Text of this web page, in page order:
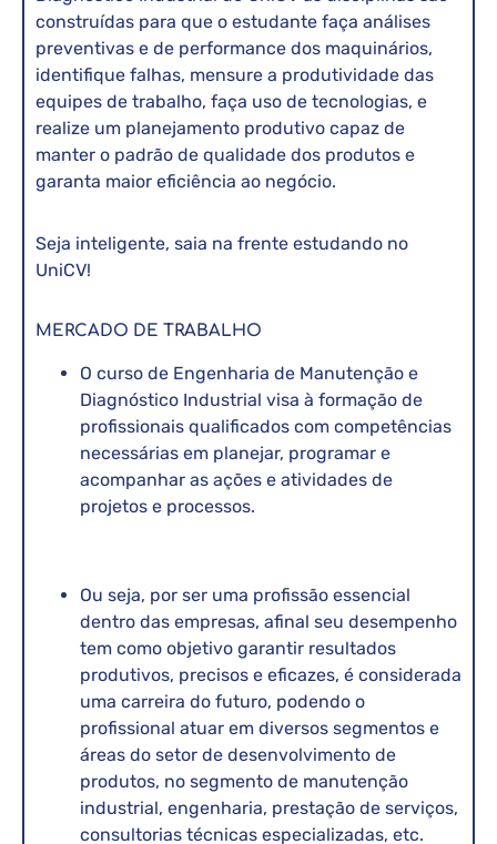
construídas para que o estudante faça análises
preventivas e de performance dos maquinários,
identifique falhas, mensure a produtividade das
equipes de trabalho, faça uso de tecnologias, e
realize um planejamento produtivo capaz de
manter o padrão de qualidade dos produtos e
garanta maior eficiência ao negócio.
Seja inteligente, saia na frente estudando no
UniCV!
MERCADO DE TRABALHO
O curso de Engenharia de Manutenção e
Diagnóstico Industrial visa à formação de
profissionais qualificados com competências
necessárias em planejar, programar e
acompanhar as ações e atividades de
projetos e processos.
Ou seja, por ser uma profissão essencial
dentro das empresas, afinal seu desempenho
tem como objetivo garantir resultados
produtivos, precisos e eficazes, é considerada
uma carreira do futuro, podendo o
profissional atuar em diversos segmentos e
áreas do setor de desenvolvimento de
produtos, no segmento de manutenção
industrial, engenharia, prestação de serviços,
consultorias técnicas especializadas, etc.